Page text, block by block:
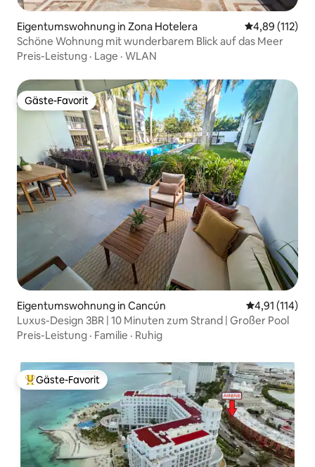
Eigentumswohnung in Zona Hotelera
4,89 (112)
Schöne Wohnung mit wunderbarem Blick auf das Meer
Preis-Leistung · Lage · WLAN
Gäste-Favorit
Gäste-Favorit
Eigentumswohnung in Cancún
4,91 (114)
Luxus-Design 3BR | 10 Minuten zum Strand | Großer Pool
Preis-Leistung · Familie · Ruhig
Beliebter Gäste-Favorit.
Gäste-Favorit